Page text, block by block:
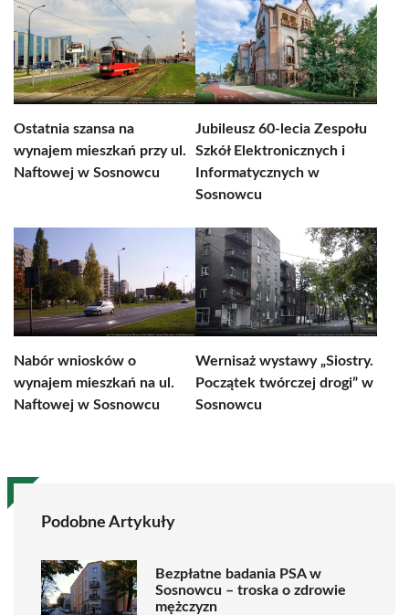
Ostatnia szansa na
wynajem mieszkań przy ul.
Naftowej w Sosnowcu
Jubileusz 60-lecia Zespołu
Szkół Elektronicznych i
Informatycznych w
Sosnowcu
Nabór wniosków o
wynajem mieszkań na ul.
Naftowej w Sosnowcu
Wernisaż wystawy „Siostry.
Początek twórczej drogi” w
Sosnowcu
Podobne Artykuły
Bezpłatne badania PSA w
Sosnowcu – troska o zdrowie
mężczyzn